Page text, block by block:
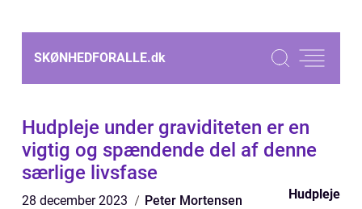
SKØNHEDFORALLE.dk
Hudpleje under graviditeten er en
vigtig og spændende del af denne
særlige livsfase
28 december 2023 Peter Mortensen Hudpleje